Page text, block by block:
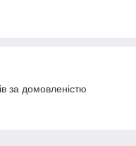
за домовленістю